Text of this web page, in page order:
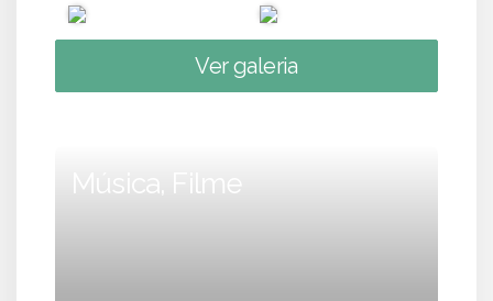
Ver galeria
Música, Filme